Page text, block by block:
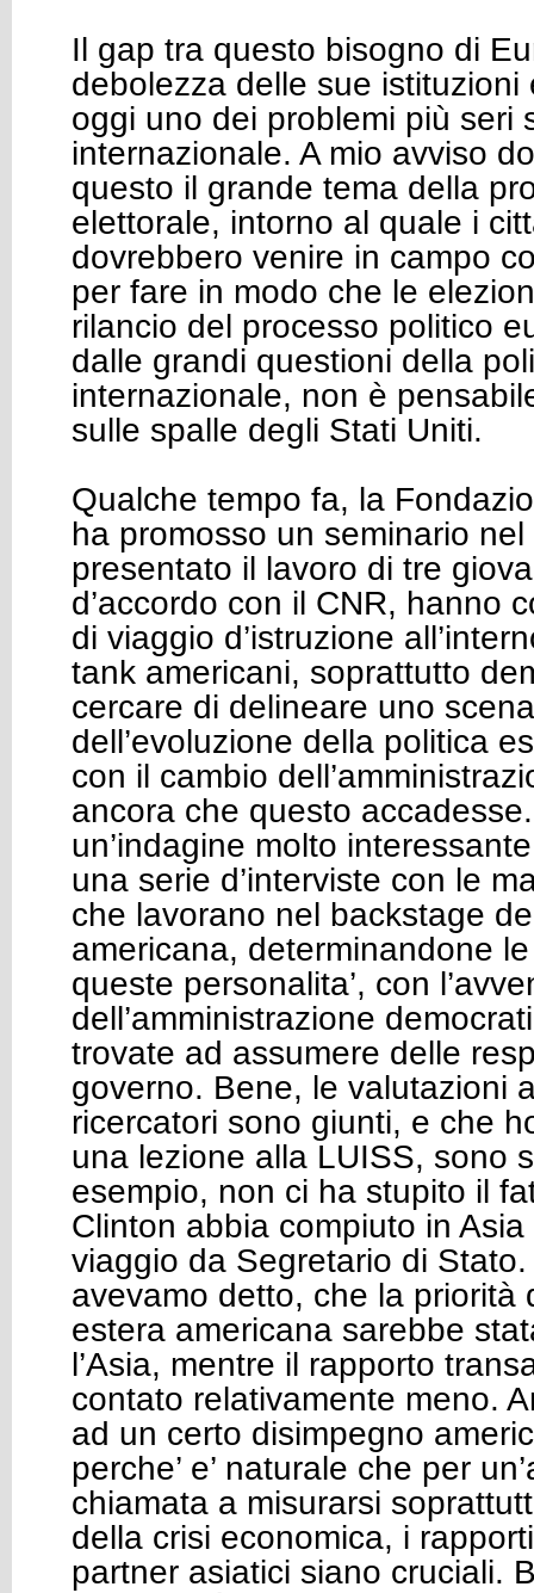
Il gap tra questo bisogno di
debolezza delle sue istituzioni
oggi uno dei problemi più seri
internazionale. A mio avviso
questo il grande tema della
elettorale, intorno al quale i
dovrebbero venire in campo
per fare in modo che le
rilancio del processo politico
dalle grandi questioni della
internazionale, non è
sulle spalle degli Stati Uniti.
Qualche tempo fa, la
ha promosso un seminario
presentato il lavoro di tre
d’accordo con il CNR, hanno
di viaggio d’istruzione
tank americani, soprattutto
cercare di delineare uno
dell’evoluzione della politica
con il cambio
ancora che questo
un’indagine molto
una serie d’interviste con le
che lavorano nel backstage
americana, determinandone
queste personalita’, con
dell’amministrazione
trovate ad assumere delle
governo. Bene, le valutazioni
ricercatori sono giunti, e che
una lezione alla LUISS, sono
esempio, non ci ha stupito il
Clinton abbia compiuto in
viaggio da Segretario di
avevamo detto, che la priorità
estera americana sarebbe
l’Asia, mentre il rapporto
contato relativamente meno.
ad un certo disimpegno
perche’ e’ naturale che per
chiamata a misurarsi
della crisi economica, i
partner asiatici siano cruciali.